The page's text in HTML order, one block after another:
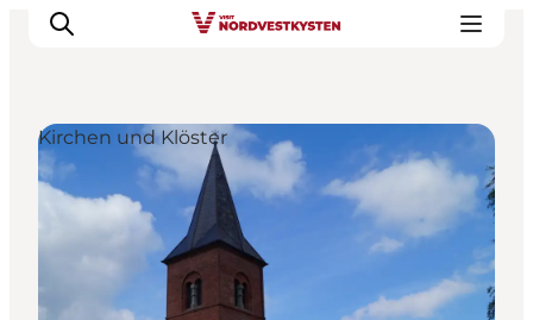
Urlaubsorte
Inspiration
Unterkunft
Kirchen und Klöster